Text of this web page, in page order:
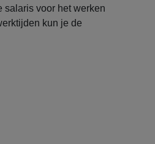
salaris voor het werken
kun je de